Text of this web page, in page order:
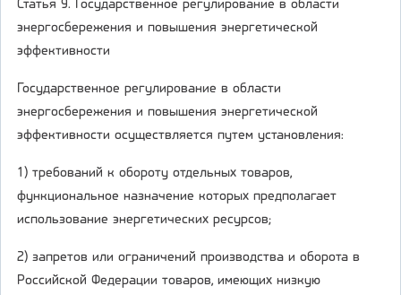
Статья 9. Государственное регулирование в области
энергосбережения и повышения энергетической
эффективности
Государственное регулирование в области
энергосбережения и повышения энергетической
эффективности осуществляется путем установления:
1) требований к обороту отдельных товаров,
функциональное назначение которых предполагает
использование энергетических ресурсов;
2) запретов или ограничений производства и оборота в
Российской Федерации товаров, имеющих низкую